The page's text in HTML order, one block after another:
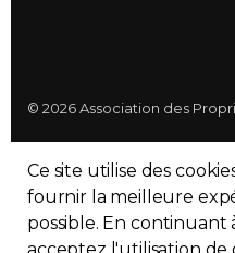
© 2026 Association des
Plan du site
Made with
Ce site utilise des
fournir la meilleure
possible. En continuant